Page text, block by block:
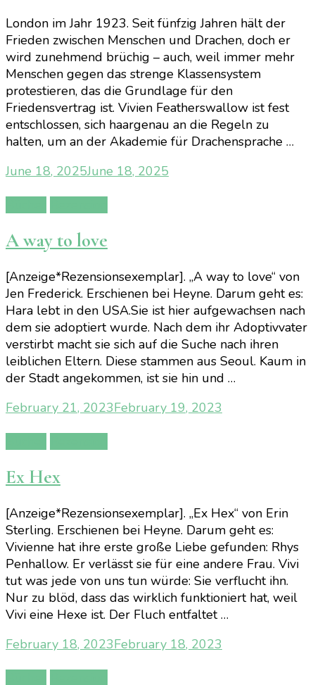
London im Jahr 1923. Seit fünfzig Jahren hält der
Frieden zwischen Menschen und Drachen, doch er
wird zunehmend brüchig – auch, weil immer mehr
Menschen gegen das strenge Klassensystem
protestieren, das die Grundlage für den
Friedensvertrag ist. Vivien Featherswallow ist fest
entschlossen, sich haargenau an die Regeln zu
halten, um an der Akademie für Drachensprache …
June 18, 2025June 18, 2025
A way to love
[Anzeige*Rezensionsexemplar]. „A way to love“ von
Jen Frederick. Erschienen bei Heyne. Darum geht es:
Hara lebt in den USA.Sie ist hier aufgewachsen nach
dem sie adoptiert wurde. Nach dem ihr Adoptivvater
verstirbt macht sie sich auf die Suche nach ihren
leiblichen Eltern. Diese stammen aus Seoul. Kaum in
der Stadt angekommen, ist sie hin und …
February 21, 2023February 19, 2023
Ex Hex
[Anzeige*Rezensionsexemplar]. „Ex Hex“ von Erin
Sterling. Erschienen bei Heyne. Darum geht es:
Vivienne hat ihre erste große Liebe gefunden: Rhys
Penhallow. Er verlässt sie für eine andere Frau. Vivi
tut was jede von uns tun würde: Sie verflucht ihn.
Nur zu blöd, dass das wirklich funktioniert hat, weil
Vivi eine Hexe ist. Der Fluch entfaltet …
February 18, 2023February 18, 2023